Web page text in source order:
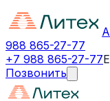
988 865-27-77
+7 988 865-27-77
Позвонить